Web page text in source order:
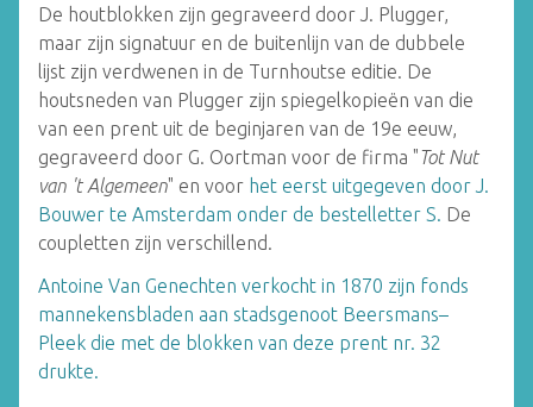
De houtblokken zijn gegraveerd door J. Plugger,
maar zijn signatuur en de buitenlijn van de dubbele
lijst zijn verdwenen in de Turnhoutse editie. De
houtsneden van Plugger zijn spiegelkopieën van die
van een prent uit de beginjaren van de 19e eeuw,
gegraveerd door G. Oortman voor de firma "Tot Nut
van 't Algemeen" en voor het eerst uitgegeven door J.
Bouwer te Amsterdam onder de bestelletter S. De
coupletten zijn verschillend.
Antoine Van Genechten verkocht in 1870 zijn fonds
mannekensbladen aan stadsgenoot Beersmans–
Pleek die met de blokken van deze prent nr. 32
drukte.